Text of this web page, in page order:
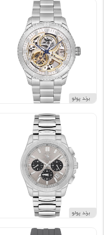
برند پولو
برند پولو